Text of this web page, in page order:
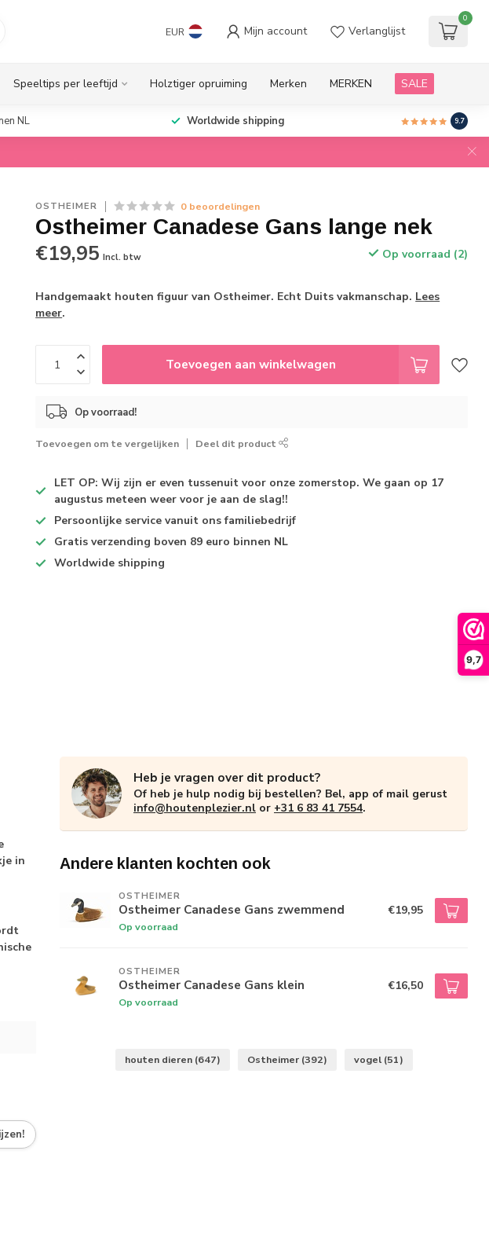
9,7
EUR Mijn account Verlanglijst
0
Speeltips per leeftijd Holztiger opruiming Merken MERKEN SALE
NL Worldwide shipping 9.7
OSTHEIMER 0 beoordelingen
Ostheimer Canadese Gans lange nek
€19,95 Incl. btw Op voorraad (2)
Handgemaakt houten figuur van Ostheimer. Echt Duits vakmanschap. Lees
meer.
Toevoegen aan winkelwagen
Op voorraad!
Toevoegen om te vergelijken Deel dit product
LET OP: Wij zijn er even tussenuit voor onze zomerstop. We gaan op 17
augustus meteen weer voor je aan de slag!!
Persoonlijke service vanuit ons familiebedrijf
Gratis verzending boven 89 euro binnen NL
Worldwide shipping
in
Heb je vragen over dit product?
Of heb je hulp nodig bij bestellen? Bel, app of mail gerust
info@houtenplezier.nl or +31 6 83 41 7554.
Andere klanten kochten ook
OSTHEIMER
Ostheimer Canadese Gans zwemmend
Op voorraad
€19,95
OSTHEIMER
Ostheimer Canadese Gans klein
Op voorraad
€16,50
houten dieren (647) Ostheimer (392) vogel (51)